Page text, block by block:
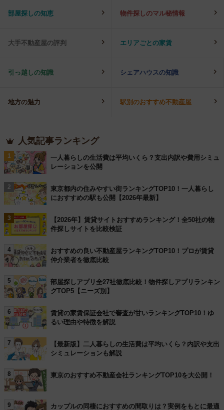
部屋探しの知恵 物件探しのマル秘情報
大手不動産屋の評判 エリアごとの家賃
引っ越しの知識 シェアハウスの知識
地方の魅力 駅別のおすすめ不動産屋
人気記事ランキング
1
一人暮らしの生活費は平均いくら？支出内訳や費用シミュ
レーションを公開
2
東京都内の住みやすい街ランキングTOP10！一人暮らし
におすすめの駅も公開【2026年最新】
3
【2026年】賃貸サイトおすすめランキング！全50社の物
件探しサイトを比較検証
4
おすすめの良い不動産屋ランキングTOP10！プロが賃貸
仲介業者を徹底比較
5
部屋探しアプリ全27社徹底比較！物件探しアプリランキン
グTOP5【ニーズ別】
6
賃貸の家賃保証会社で審査が甘いランキングTOP10！ゆ
るい理由や特徴を解説
7
【最新版】二人暮らしの生活費は平均いくら？内訳や支出
シミュレーションも解説
8 東京のおすすめ不動産会社ランキングTOP10を大公開！
9
カップルの同棲におすすめの間取りは？実例をもとに最適